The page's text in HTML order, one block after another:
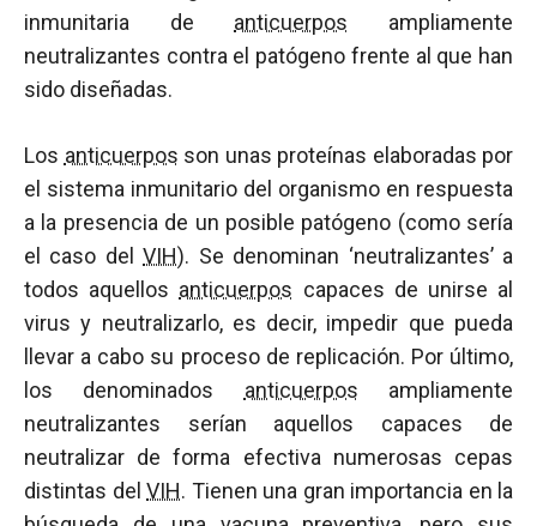
inmunitaria de anticuerpos ampliamente
neutralizantes contra el patógeno frente al que han
sido diseñadas.
Los anticuerpos son unas proteínas elaboradas por
el sistema inmunitario del organismo en respuesta
a la presencia de un posible patógeno (como sería
el caso delVIH). Se denominan ‘neutralizantes’ a
todos aquellos anticuerpos capaces de unirse al
virus y neutralizarlo, es decir, impedir que pueda
llevar a cabo su proceso de replicación. Por último,
los denominados anticuerpos ampliamente
neutralizantes serían aquellos capaces de
neutralizar de forma efectiva numerosas cepas
distintas del VIH. Tienen una gran importancia en la